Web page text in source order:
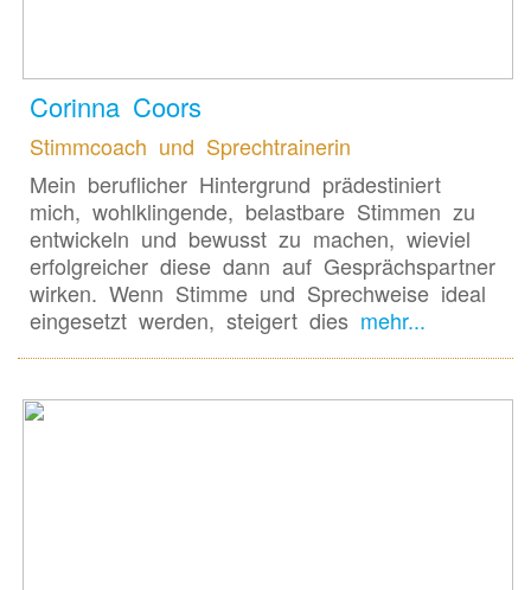
Corinna Coors
Stimmcoach und Sprechtrainerin
Mein beruflicher Hintergrund prädestiniert
mich, wohlklingende, belastbare Stimmen zu
entwickeln und bewusst zu machen, wieviel
erfolgreicher diese dann auf Gesprächspartner
wirken. Wenn Stimme und Sprechweise ideal
eingesetzt werden, steigert diesmehr...